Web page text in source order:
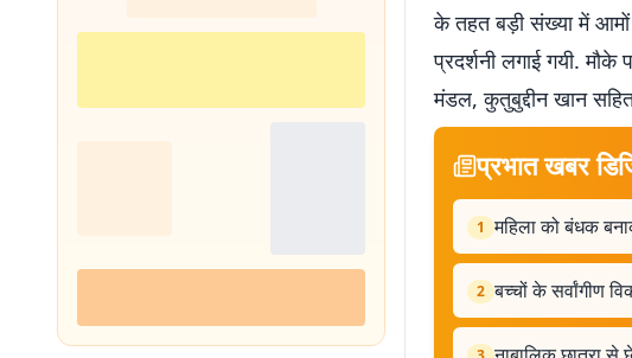
के तहत बड़ी संख्या में आमों
प्रदर्शनी लगाई गयी.
मंडल, कुतुबुद्दीन खान
प्रभात खबर
1 महिला को बंधक
2 बच्चों के सर्वांगीण